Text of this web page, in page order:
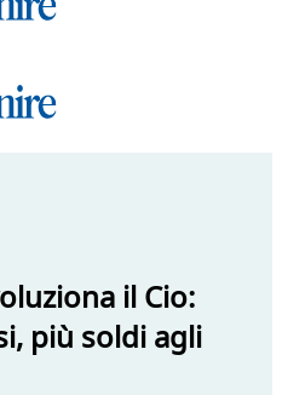
il Cio:
più soldi agli